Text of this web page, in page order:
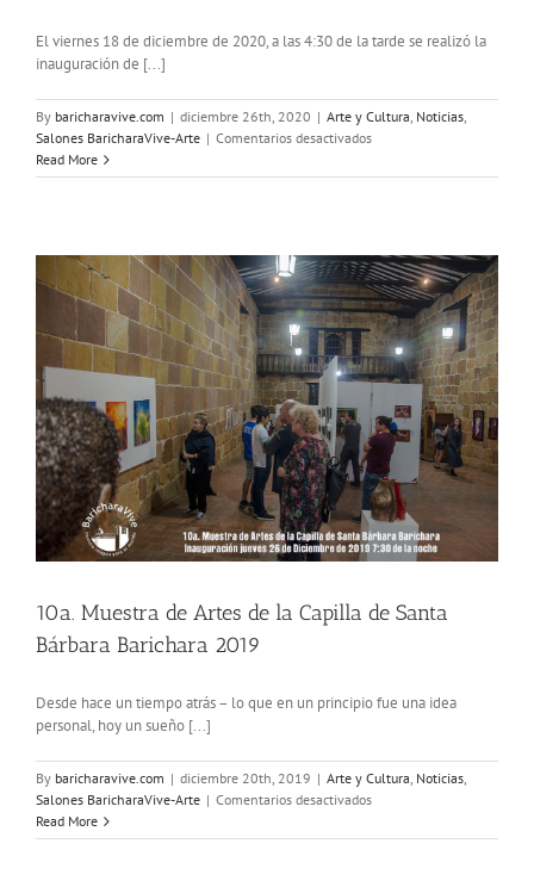
El viernes 18 de diciembre de 2020, a las 4:30 de la tarde se realizó la
inauguración de [...]
By baricharavive.com | diciembre 26th, 2020 | Arte y Cultura, Noticias,
Salones BaricharaVive-Arte | Comentarios desactivadosen
11a.
Capilla
Santa
Bárbara
2020
Read More
10a. Muestra de Artes de la Capilla de Santa
Bárbara Barichara 2019
Desde hace un tiempo atrás – lo que en un principio fue una idea
personal, hoy un sueño [...]
By baricharavive.com | diciembre 20th, 2019 | Arte y Cultura, Noticias,
Salones BaricharaVive-Arte | Comentarios desactivadosen
Muestra
Read More